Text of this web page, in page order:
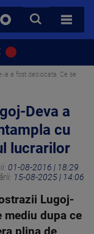
CAUTA
TOATE
a fost deblocata. Ce se
Deva a
cu
lucrarilor
01-08-2016 | 18:29
15-08-2025 | 14:06
Lugoj-
mediu dupa ce